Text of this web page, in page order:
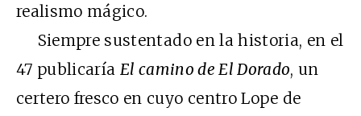
realismo mágico.
Siempre sustentado en la historia, en el
47 publicaría El camino de El Dorado, un
certero fresco en cuyo centro Lope de